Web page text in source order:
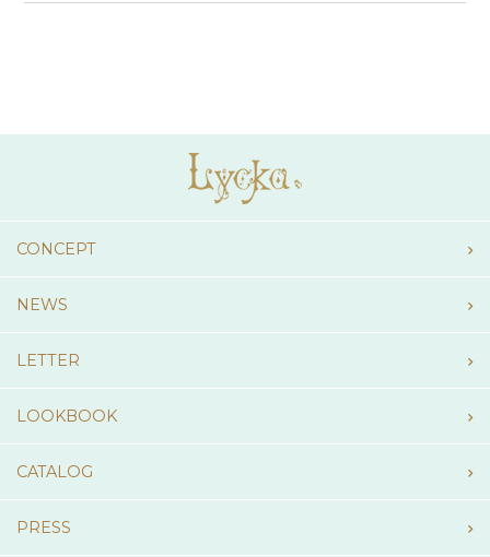
CONCEPT
NEWS
LETTER
LOOKBOOK
CATALOG
PRESS